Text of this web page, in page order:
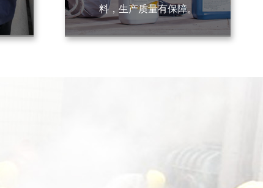
料，生产质量有保障。